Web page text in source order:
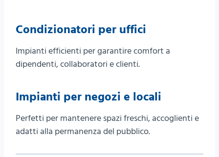
Condizionatori per uffici
Impianti efficienti per garantire comfort a
dipendenti, collaboratori e clienti.
Impianti per negozi e locali
Perfetti per mantenere spazi freschi, accoglienti e
adatti alla permanenza del pubblico.